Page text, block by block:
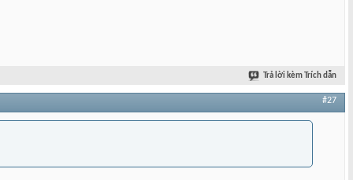
Trả lời kèm Trích dẫn
#27